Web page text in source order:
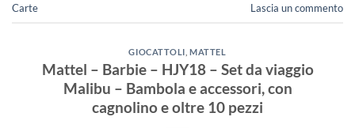
Carte
Lascia un commento
GIOCATTOLI ,MATTEL
Mattel – Barbie – HJY18 – Set da viaggio
Malibu – Bambola e accessori, con
cagnolino e oltre 10 pezzi